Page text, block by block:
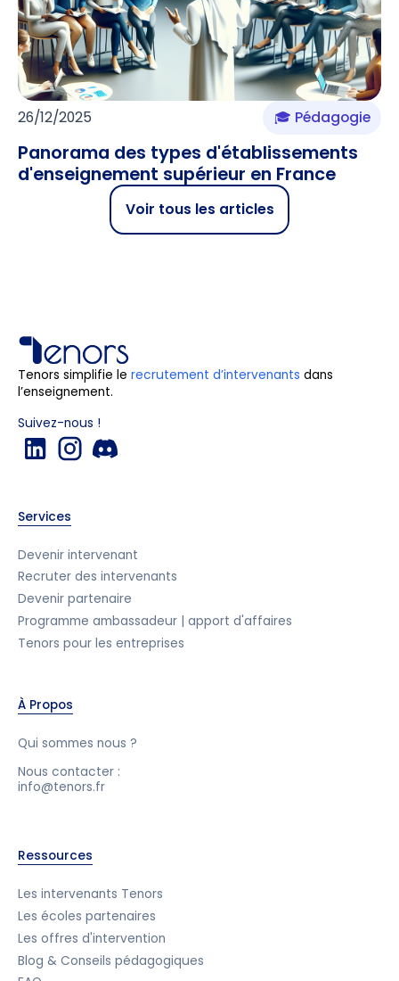
26/12/2025 🎓 Pédagogie
Panorama des types d'établissements
d'enseignement supérieur en France
Voir tous les articles
Tenors simplifie le recrutement d’intervenants dans
l’enseignement.
Suivez-nous !
Services
Devenir intervenant
Recruter des intervenants
Devenir partenaire
Programme ambassadeur | apport d'affaires
Tenors pour les entreprises
À Propos
Qui sommes nous ?
Nous contacter :
info@tenors.fr
Ressources
Les intervenants Tenors
Les écoles partenaires
Les offres d'intervention
Blog & Conseils pédagogiques